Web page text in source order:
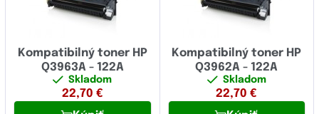
Kompatibilný toner HP
Q3963A - 122A
Skladom
22,70 €
Kompatibilný toner HP
Q3962A - 122A
Skladom
22,70 €